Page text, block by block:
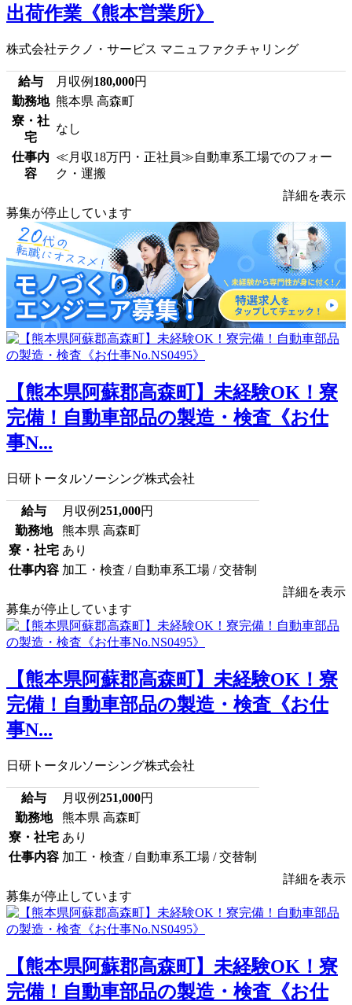
出荷作業《熊本営業所》
株式会社テクノ・サービス マニュファクチャリング
給与 月収例 180,000円
勤務地 熊本県 高森町
寮・社
宅
なし
仕事内
容
≪月収18万円・正社員≫自動車系工場でのフォー
ク・運搬
詳細を表示
募集が停止しています
【熊本県阿蘇郡高森町】未経験OK！寮
完備！自動車部品の製造・検査《お仕
事N...
日研トータルソーシング株式会社
給与 月収例251,000円
勤務地
熊本県 高森町
寮・社宅 あり
仕事内容 加工・検査 / 自動車系工場 / 交替制
詳細を表示
募集が停止しています
【熊本県阿蘇郡高森町】未経験OK！寮
完備！自動車部品の製造・検査《お仕
事N...
日研トータルソーシング株式会社
給与 月収例251,000円
勤務地
熊本県 高森町
寮・社宅 あり
仕事内容 加工・検査 / 自動車系工場 / 交替制
詳細を表示
募集が停止しています
【熊本県阿蘇郡高森町】未経験OK！寮
完備！自動車部品の製造・検査《お仕